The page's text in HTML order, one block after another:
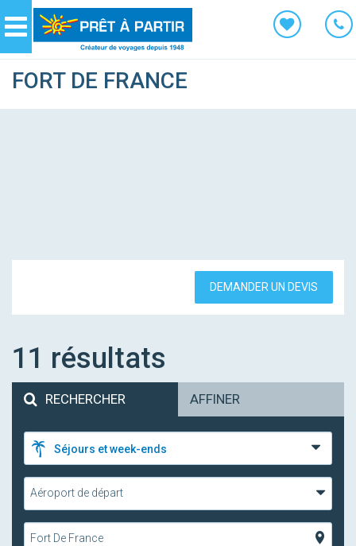
Navigation
FORT DE FRANCE
DEMANDER UN DEVIS
11 résultats
RECHERCHER AFFINER
Séjours et week-ends
Aéroport de départ
Fort De France
Panneau de gestion des cookies